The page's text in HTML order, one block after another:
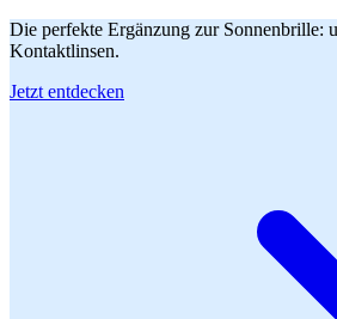
Die perfekte Ergänzung zur Sonnenbrille:
Kontaktlinsen.
Jetzt entdecken